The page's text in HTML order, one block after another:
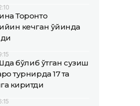
Торонто
кечган ўйинда
бўлиб ўтган сузиш
турнирда 17 та
киритди